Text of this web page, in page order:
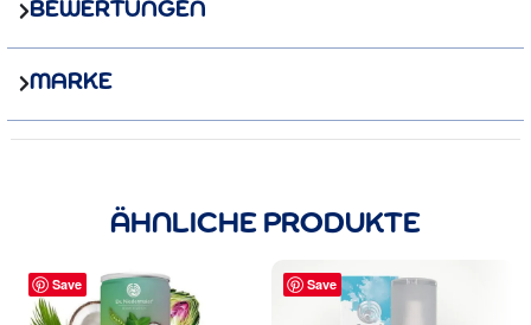
BEWERTUNGEN
MARKE
ÄHNLICHE PRODUKTE
Save Save